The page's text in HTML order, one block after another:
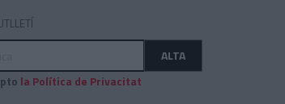
ALTA
la Política de Privacitat